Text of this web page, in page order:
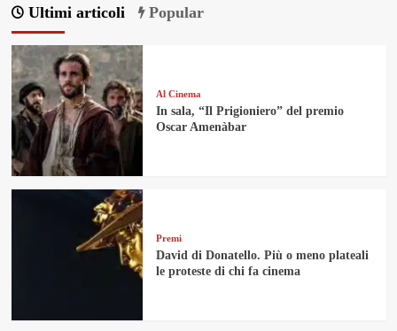
Ultimi articoli Popular
Al Cinema
In sala, “Il Prigioniero” del premio
Oscar Amenàbar
Premi
David di Donatello. Più o meno plateali
le proteste di chi fa cinema